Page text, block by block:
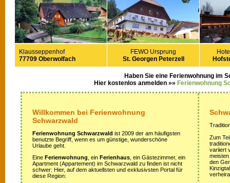
Klausseppenhof
77709 Oberwolfach
FEWO Ursprung
St. Georgen Peterzell
Haben Sie eine Ferienwohnung im
Hier kostenlos anmelden »» Ferienwohnung
Willkommen bei Ferienwohnung
Schwarzwald
Ferienwohnung Schwarzwald ist 2009 der am häufigsten
benutzte Begriff, wenn es um günstige, wunderschöne
Urlaube geht.
Eine Ferienwohnung , ein Ferienhaus , ein Gästezimmer, ein
Apartment (Appartement) im Schwarzwald zu finden ist nicht
schwer: Hier, auf dem aktuellsten und exklusivsten Portal für
diese Region:
Zum
variiert
den